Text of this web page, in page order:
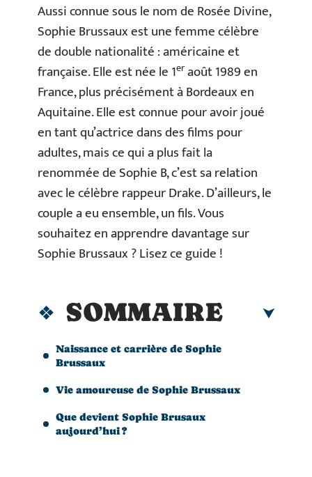
Aussi connue sous le nom de Rosée Divine,
Sophie Brussaux est une femme célèbre
de double nationalité : américaine et
française. Elle est née le 1eraoût 1989 en
France, plus précisément à Bordeaux en
Aquitaine. Elle est connue pour avoir joué
en tant qu’actrice dans des films pour
adultes, mais ce qui a plus fait la
renommée de Sophie B, c’est sa relation
avec le célèbre rappeur Drake. D’ailleurs, le
couple a eu ensemble, un fils. Vous
souhaitez en apprendre davantage sur
Sophie Brussaux ? Lisez ce guide !
SOMMAIRE
Naissance et carrière de Sophie
Brussaux
Vie amoureuse de Sophie Brussaux
Que devient Sophie Brusaux
aujourd’hui ?